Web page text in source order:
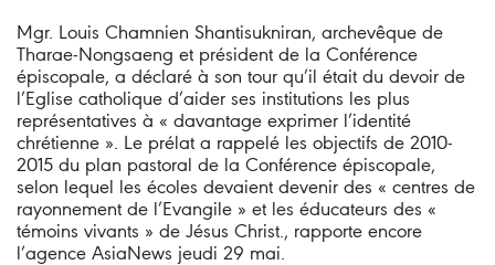
Mgr. Louis Chamnien Shantisukniran, archevêque de
Tharae-Nongsaeng et président de la Conférence
épiscopale, a déclaré à son tour qu’il était du devoir de
l’Eglise catholique d’aider ses institutions les plus
représentatives à « davantage exprimer l’identité
chrétienne ». Le prélat a rappelé les objectifs de 2010-
2015 du plan pastoral de la Conférence épiscopale,
selon lequel les écoles devaient devenir des « centres de
rayonnement de l’Evangile » et les éducateurs des «
témoins vivants » de Jésus Christ., rapporte encore
l’agence AsiaNews jeudi 29 mai.